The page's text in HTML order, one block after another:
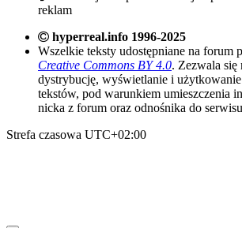
reklam
hyperreal.info 1996-2025
Wszelkie teksty udostępniane na forum
Creative Commons BY 4.0. Zezwala się
dystrybucję, wyświetlanie i
tekstów, pod warunkiem umieszczenia
nicka z forum oraz odnośnika do serwisu
Strefa czasowa UTC+02:00